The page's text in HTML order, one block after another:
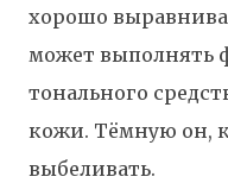
хорошо
может выполнять
тонального
кожи. Тёмную он,
выбеливать.